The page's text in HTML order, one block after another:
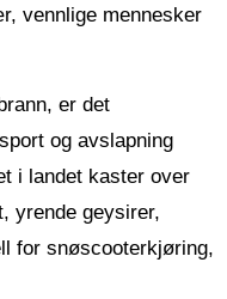
vennlige mennesker
er det
og avslapning
i landet kaster over
yrende geysirer,
for snøscooterkjøring,